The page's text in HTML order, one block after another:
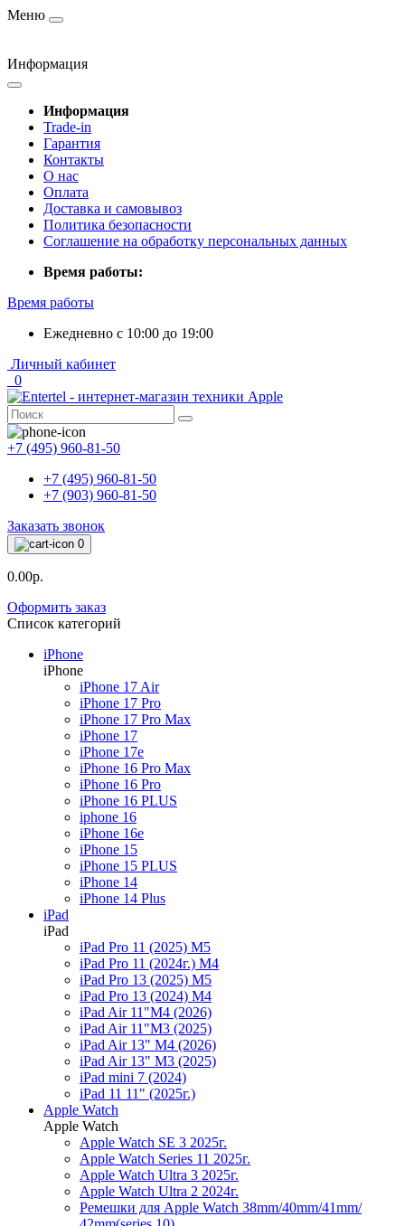
Меню
Информация
Информация
Trade-in
Гарантия
Контакты
О нас
Оплата
Доставка и самовывоз
Политика безопасности
Соглашение на обработку персональных данных
Время работы:
Время работы
Ежедневно с 10:00 до 19:00
Личный кабинет
0
+7 (495) 960-81-50
+7 (495) 960-81-50
+7 (903) 960-81-50
Заказать звонок
0
0.00р.
Оформить заказ
Список категорий
iPhone
iPhone
iPhone 17 Air
iPhone 17 Pro
iPhone 17 Pro Max
iPhone 17
iPhone 17e
iPhone 16 Pro Max
iPhone 16 Pro
iPhone 16 PLUS
iphone 16
iPhone 16e
iPhone 15
iPhone 15 PLUS
iPhone 14
iPhone 14 Plus
iPad
iPad
iPad Pro 11 (2025) M5
iPad Pro 11 (2024г.) M4
iPad Pro 13 (2025) M5
iPad Pro 13 (2024) M4
iPad Air 11"M4 (2026)
iPad Air 11"M3 (2025)
iPad Air 13" M4 (2026)
iPad Air 13" M3 (2025)
iPad mini 7 (2024)
iPad 11 11" (2025г.)
Apple Watch
Apple Watch
Apple Watch SE 3 2025г.
Apple Watch Series 11 2025г.
Apple Watch Ultra 3 2025г.
Apple Watch Ultra 2 2024г.
Ремешки для Apple Watch 38mm/40mm/41mm/